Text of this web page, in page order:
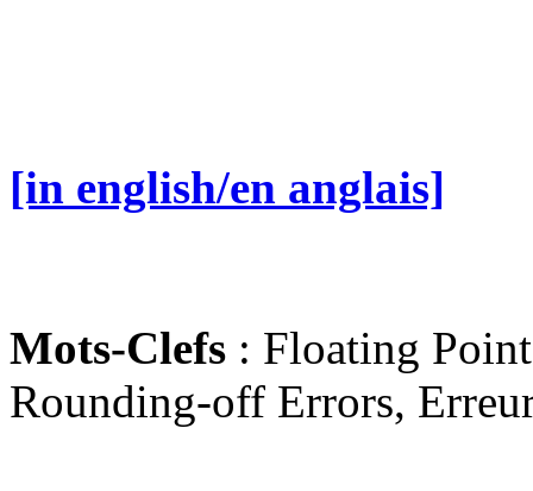
[in english/en anglais]
Mots-Clefs : Floating
Rounding-off Errors,